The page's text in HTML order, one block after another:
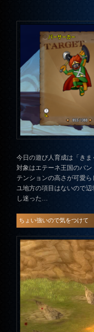
今日の遊び人育成は「きま
対象はエテーネ王国のバン
テンションの高さが可愛
ユ地方の項目はないので
し迷った…
ちょい強いので気をつけて